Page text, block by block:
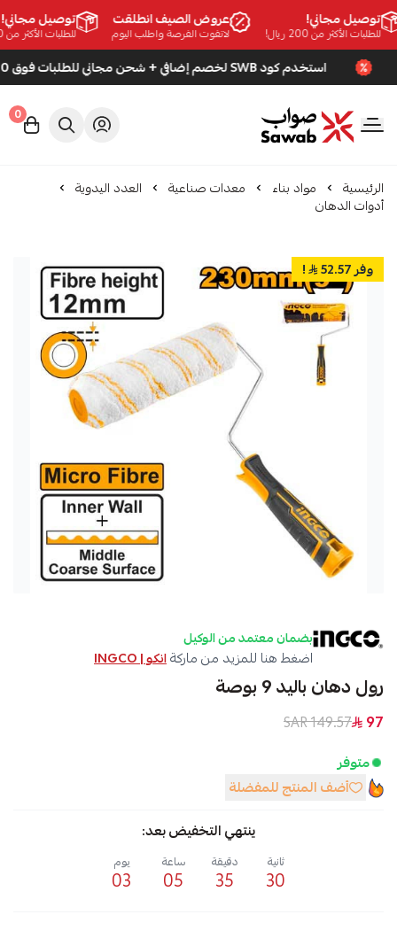
توصيل مجاني!
للطلبات الأكثر من 200 ريال!
عروض الصيف انطلقت
لاتفوت الفرصة واطلب اليوم
توصيل مجاني!
للطلبات الأكثر من 200 ريال!
استخدم كود SWB لخصم إضافي + شحن مجاني للطلبات فوق 200 ريال
صواب
0
الرئيسية مواد بناء معدات صناعية العدد اليدوية
أدوات الدهان
وفر 52.57 !
بضمان معتمد من الوكيل
اضغط هنا للمزيد من ماركةانكو | INGCO
رول دهان باليد 9 بوصة
97
149.57 SAR
متوفر
أضف المنتج للمفضلة
ينتهي التخفيض بعد:
29
ثانية
35
دقيقة
05
ساعة
03
يوم